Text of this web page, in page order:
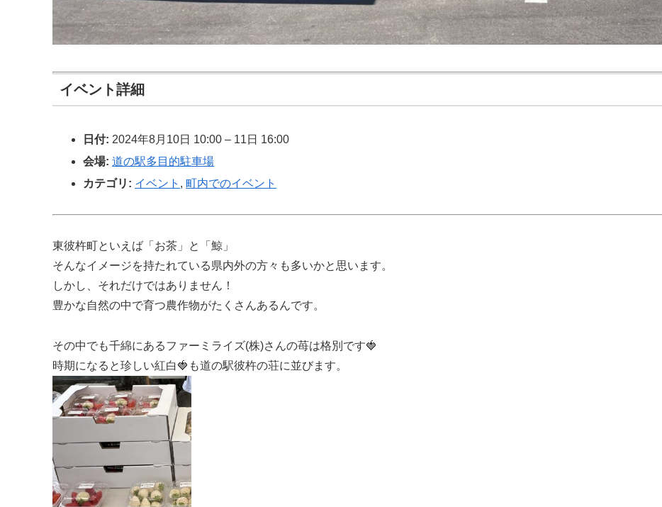
イベント詳細
日付: 2024年8月10日 10:00 – 11日 16:00
会場: 道の駅多目的駐車場
カテゴリ: イベント ,町内でのイベント
東彼杵町といえば「お茶」と「鯨」
そんなイメージを持たれている県内外の方々も多いかと思います。
しかし、それだけではありません！
豊かな自然の中で育つ農作物がたくさんあるんです。
その中でも千綿にあるファーミライズ(株)さんの苺は格別です🍓
時期になると珍しい紅白🍓も道の駅彼杵の荘に並びます。